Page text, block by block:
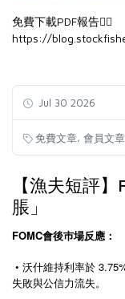
免費下載PDF報告👉🏻
https://
Jul 30 2026
免費文章, 會員文章
【漁夫短評
脹」
FOMC會後巿場反應：
• 沃什維持利率於
失敗與公信力流失。